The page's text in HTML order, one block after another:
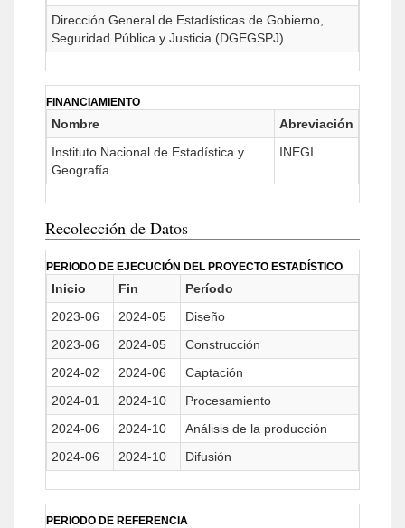
Dirección General de Estadísticas de Gobierno,
Seguridad Pública y Justicia (DGEGSPJ)
FINANCIAMIENTO
Nombre
Abreviación
Instituto Nacional de Estadística y
Geografía
INEGI
Recolección de Datos
PERIODO DE EJECUCIÓN DEL PROYECTO ESTADÍSTICO
Inicio Fin
Período
2023-06
2024-05
Diseño
2023-06
2024-05
Construcción
2024-02
2024-06
Captación
2024-01
2024-10
Procesamiento
2024-06
2024-10
Análisis de la producción
2024-06
2024-10 Difusión
PERIODO DE REFERENCIA